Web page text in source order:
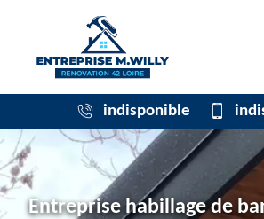
indisponible
Entreprise habillage de